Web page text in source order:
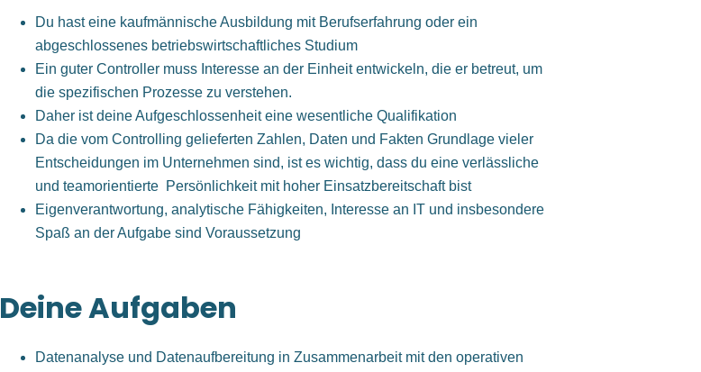
Du hast eine kaufmännische Ausbildung mit Berufserfahrung oder ein
abgeschlossenes betriebswirtschaftliches Studium
Ein guter Controller muss Interesse an der Einheit entwickeln, die er betreut, um
die spezifischen Prozesse zu verstehen.
Daher ist deine Aufgeschlossenheit eine wesentliche Qualifikation
Da die vom Controlling gelieferten Zahlen, Daten und Fakten Grundlage vieler
Entscheidungen im Unternehmen sind, ist es wichtig, dass du eine verlässliche
und teamorientierte Persönlichkeit mit hoher Einsatzbereitschaft bist
Eigenverantwortung, analytische Fähigkeiten, Interesse an IT und insbesondere
Spaß an der Aufgabe sind Voraussetzung
Deine Aufgaben
Datenanalyse und Datenaufbereitung in Zusammenarbeit mit den operativen